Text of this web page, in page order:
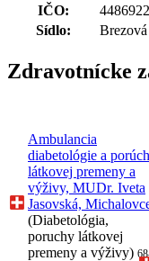
IČO:
Sídlo:
Zdravotnícke
Ambulancia
diabetológie a porúch
látkovej premeny a
výživy, MUDr. Iveta
Jasovská,
(Diabetológia,
poruchy látkovej
premeny a výživy)